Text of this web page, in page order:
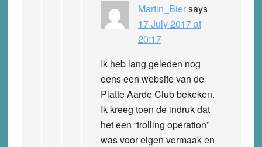
Martin_Biersays
17 July 2017 at
20:17
Ik heb lang geleden nog
eens een website van de
Platte Aarde Club bekeken.
Ik kreeg toen de indruk dat
het een “trolling operation”
was voor eigen vermaak en